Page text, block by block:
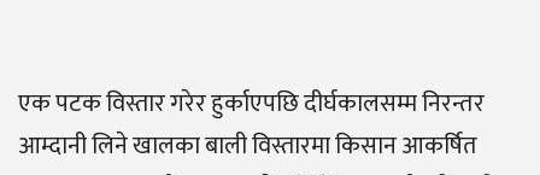
एक पटक विस्तार गरेर हुर्काएपछि दीर्घकालसम्म निरन्तर
आम्दानी लिने खालका बाली विस्तारमा किसान आकर्षित